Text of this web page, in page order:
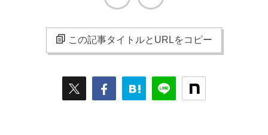
この記事タイトルとURLをコピー